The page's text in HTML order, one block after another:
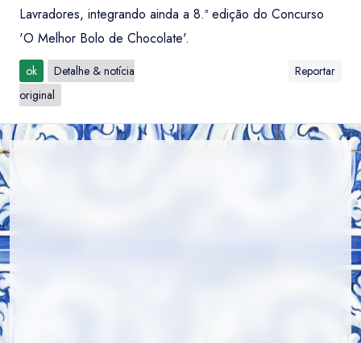
Lavradores, integrando ainda a 8.ª edição do Concurso
'O Melhor Bolo de Chocolate'.
ok
Detalhe & notícia
original
Reportar